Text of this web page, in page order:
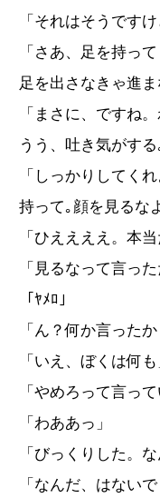
「それはそうですけ
「さあ、足を持っ
足を出さなきゃ進ま
「まさに、ですね
うう、吐き気がする
「しっかりしてく
持って｡顔を見るな
「ひええええ。本当
「見るなって言った
「ﾔﾒﾛ」
「ん？何か言ったか
「いえ、ぼくは何も
「やめろって言っ
「わああっ」
「びっくりした。
「なんだ、はない